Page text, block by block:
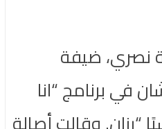
نصري، ضيفة
في برنامج “انا